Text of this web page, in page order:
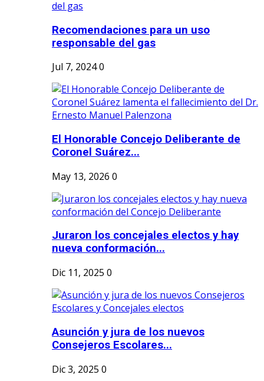
Recomendaciones para un uso
responsable del gas
Jul 7, 20240
El Honorable Concejo Deliberante de
Coronel Suárez...
May 13, 2026 0
Juraron los concejales electos y hay
nueva conformación...
Dic 11, 2025 0
Asunción y jura de los nuevos
Consejeros Escolares...
Dic 3, 2025 0